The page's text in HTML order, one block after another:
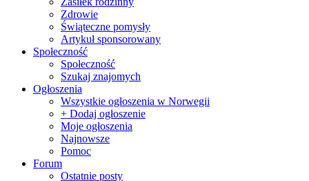
Zdrowie
Świąteczne pomysły
Artykuł sponsorowany
Społeczność
Społeczność
Szukaj znajomych
Ogłoszenia
Wszystkie ogłoszenia w Norwegii
+ Dodaj ogłoszenie
Moje ogłoszenia
Najnowsze
Pomoc
Forum
Ostatnie posty